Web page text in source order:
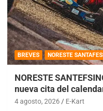
BREVES NORESTE
NORESTE
nueva cita del
4 agosto, 2026 E-Kart